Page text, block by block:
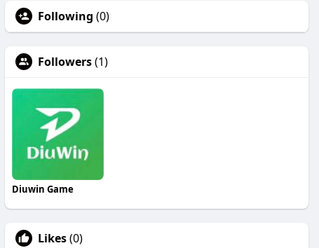
Following (0)
Followers(1)
Diuwin Game
Likes(0)